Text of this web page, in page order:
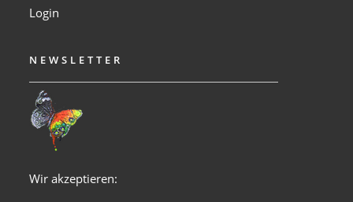
Login
NEWSLETTER
Wir akzeptieren: